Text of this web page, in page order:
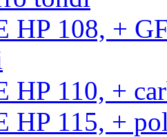
HP 108, +
HP 110, +
HP 115, +